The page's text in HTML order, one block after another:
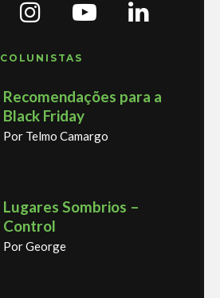
COLUNISTAS
Recomendações para a
Black Friday
Por Telmo Camargo
Lugares Sombrios –
Control
Por George